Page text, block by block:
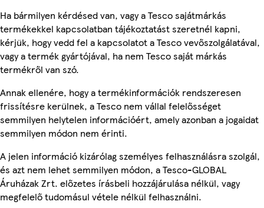
Ha bármilyen kérdésed van, vagy a Tesco sajátmárkás
termékekkel kapcsolatban tájékoztatást szeretnél kapni,
kérjük, hogy vedd fel a kapcsolatot a Tesco vevőszolgálatával,
vagy a termék gyártójával, ha nem Tesco saját márkás
termékről van szó.
Annak ellenére, hogy a termékinformációk rendszeresen
frissítésre kerülnek, a Tesco nem vállal felelősséget
semmilyen helytelen információért, amely azonban a jogaidat
semmilyen módon nem érinti.
A jelen információ kizárólag személyes felhasználásra szolgál,
és azt nem lehet semmilyen módon, a Tesco-GLOBAL
Áruházak Zrt. előzetes írásbeli hozzájárulása nélkül, vagy
megfelelő tudomásul vétele nélkül felhasználni.